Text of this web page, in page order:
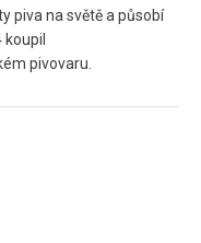
piva na světě a působí
pivovaru.